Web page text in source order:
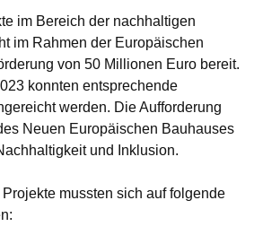
im Bereich der nachhaltigen
im Rahmen der Europäischen
von 50 Millionen Euro bereit.
konnten entsprechende
werden. Die Aufforderung
Neuen Europäischen Bauhauses
und Inklusion.
mussten sich auf folgende